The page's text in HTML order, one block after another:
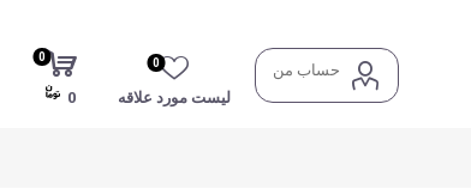
حساب من
لیست مورد علاقه
0
0
0